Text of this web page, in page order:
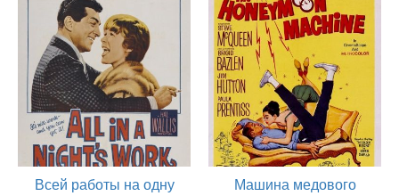
Всей работы на одну
Машина медового